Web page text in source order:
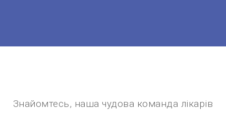
Знайомтесь, наша чудова команда лікарів